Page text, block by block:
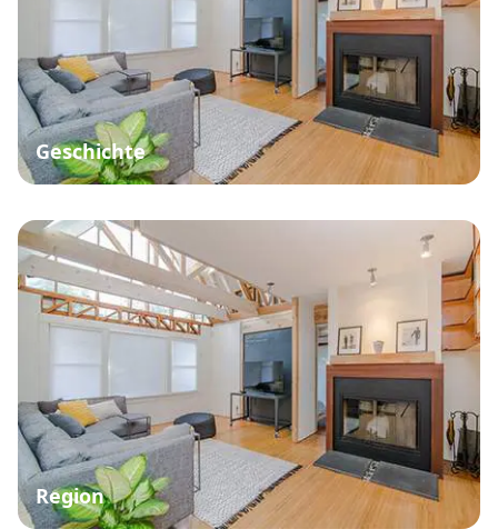
Geschichte
Region